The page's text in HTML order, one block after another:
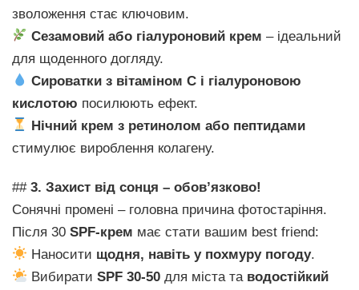
зволоження стає ключовим.
Сезамовий або гіалуроновий крем – ідеальний
для щоденного догляду.
Сироватки з вітаміном С і гіалуроновою
кислотою посилюють ефект.
Нічний крем з ретинолом або пептидами
стимулює вироблення колагену.
## 3. Захист від сонця – обов’язково!
Сонячні промені – головна причина фотостаріння.
Після 30 SPF-крем має стати вашим best friend:
Наносити щодня, навіть у похмуру погоду.
ВибиратиSPF 30-50 для міста та водостійкий